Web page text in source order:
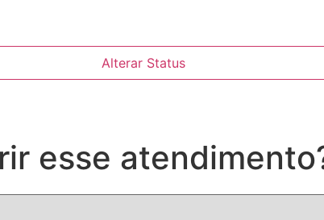
Alterar Status
esse